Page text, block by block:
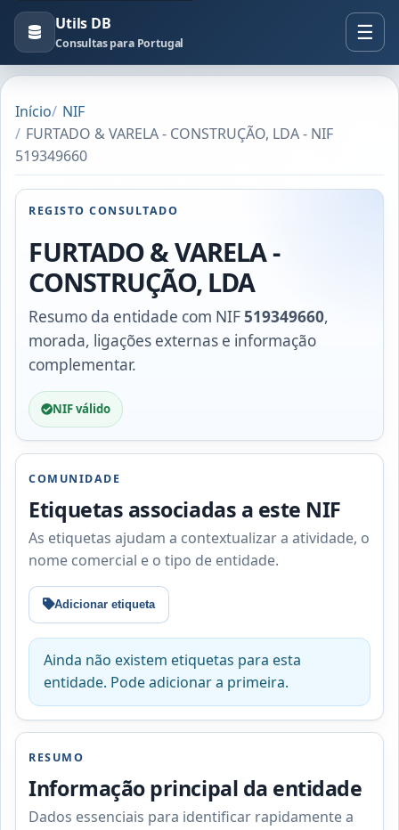
Utils DB
Consultas para Portugal
Início
NIF
FURTADO & VARELA - CONSTRUÇÃO, LDA - NIF
519349660
REGISTO CONSULTADO
FURTADO & VARELA -
CONSTRUÇÃO, LDA
Resumo da entidade com NIF519349660,
morada, ligações externas e informação
complementar.
NIF válido
COMUNIDADE
Etiquetas associadas a este NIF
As etiquetas ajudam a contextualizar a atividade, o
nome comercial e o tipo de entidade.
Adicionar etiqueta
Ainda não existem etiquetas para esta
entidade. Pode adicionar a primeira.
RESUMO
Informação principal da entidade
Dados essenciais para identificar rapidamente a